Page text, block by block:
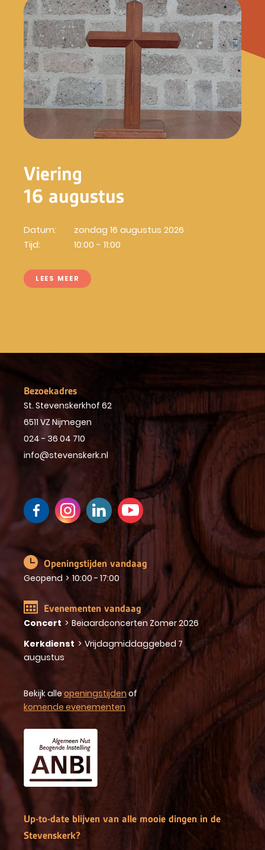
Viering
16 augustus
Datum:
Tijd:
zondag 16 augustus 2026
10:00 - 11:00
LEES MEER
Bezoekadres
St. Stevenskerkhof 62
6511 VZ Nijmegen
024 - 36 04 710
info@stevenskerk.nl
Openingstijden vandaag
Geopend > 10:00 - 17:00
Evenementen vandaag
Concert > Beiaardconcerten Zomer 2026
Kerkdienst > Vrijdagmiddaggebed 7
augustus
Bekijk alle openingstijden of
komende evenementen
Up-to-date blijven van alle mooie dingen in de
Stevenskerk?